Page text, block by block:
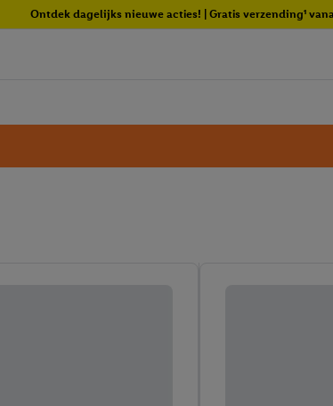
Ontdek dagelijks nieuwe acties! | Gratis verzending¹